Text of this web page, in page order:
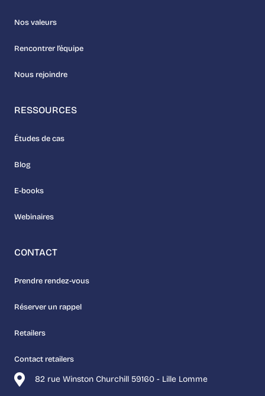
82 rue Winston Churchill 59160 - Lille Lomme
Nos valeurs
Rencontrer l’équipe
Nous rejoindre
RESSOURCES
Études de cas
Blog
E-books
Webinaires
CONTACT
Prendre rendez-vous
Réserver un rappel
Retailers
Contact retailers